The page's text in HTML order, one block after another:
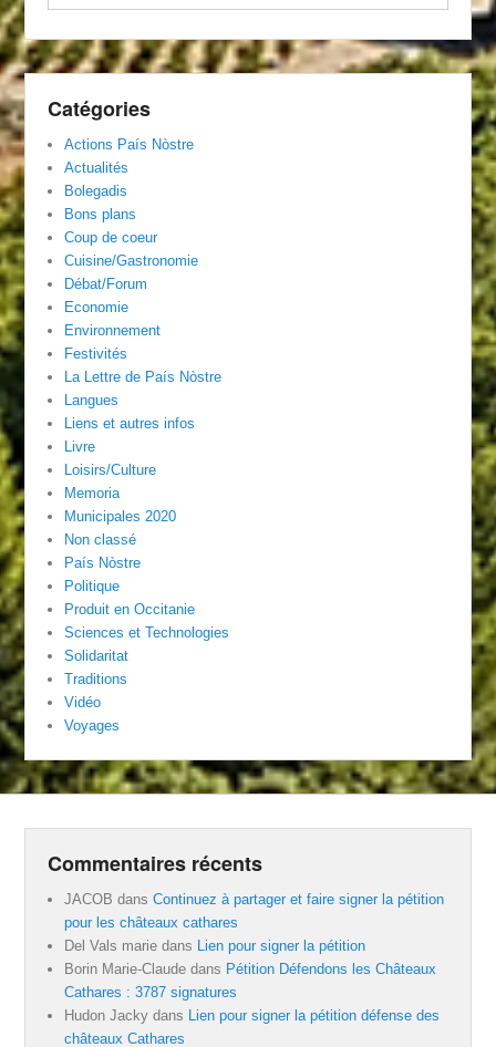
Catégories
Actions País Nòstre
Actualités
Bolegadis
Bons plans
Coup de coeur
Cuisine/Gastronomie
Débat/Forum
Economie
Environnement
Festivités
La Lettre de País Nòstre
Langues
Liens et autres infos
Livre
Loisirs/Culture
Memoria
Municipales 2020
Non classé
País Nòstre
Politique
Produit en Occitanie
Sciences et Technologies
Solidaritat
Traditions
Vidéo
Voyages
Commentaires récents
JACOB dansContinuez à partager et faire signer la pétition
pour les châteaux cathares
Del Vals marie dans Lien pour signer la pétition
Borin Marie-Claude dans Pétition Défendons les Châteaux
Cathares : 3787 signatures
Hudon Jacky dans Lien pour signer la pétition défense des
châteaux Cathares